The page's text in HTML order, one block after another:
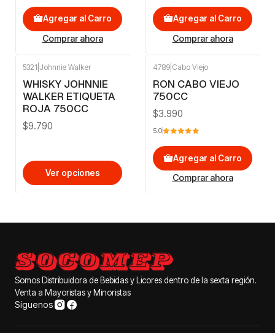
Agregar al Carro
Comprar ahora
Agregar al Carro
Comprar ahora
5321 Johnnie Walker
WHISKY JOHNNIE
WALKER ETIQUETA
ROJA 750CC
$9.790
Ver opciones
4789 Cabo Viejo
RON CABO VIEJO
750CC
$3.990
5.0
Agregar al Carro
Comprar ahora
Somos Distribuidora de Bebidas y Licores dentro de la sexta región.
Venta a Mayoristas y Minoristas
Síguenos